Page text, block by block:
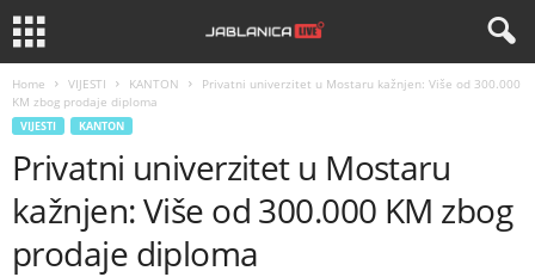
Home VIJESTI KANTON
Privatni univerzitet u Mostaru kažnjen: Više od 300.000
KM zbog prodaje diploma
VIJESTI KANTON
Privatni univerzitet u Mostaru
kažnjen: Više od 300.000 KM zbog
prodaje diploma